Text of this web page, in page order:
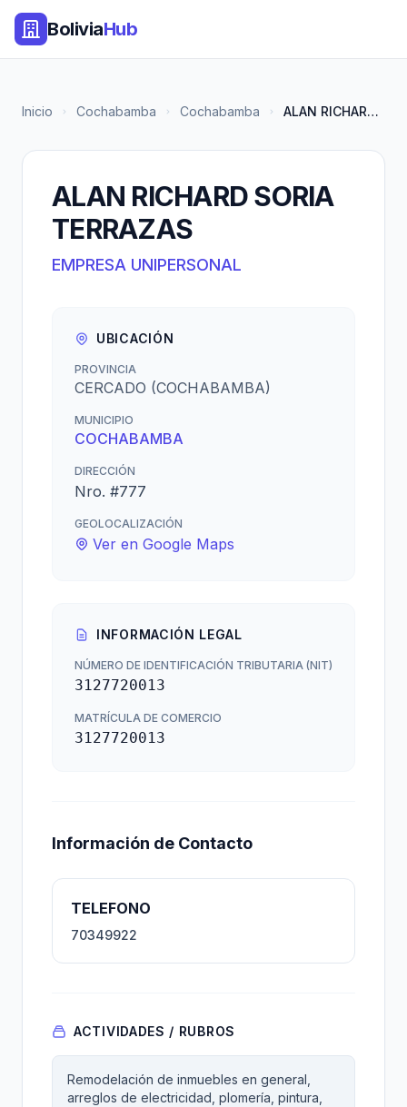
BoliviaHub
Inicio Cochabamba Cochabamba ALAN RICHARD SORIA TERRAZAS
ALAN RICHARD SORIA
TERRAZAS
EMPRESA UNIPERSONAL
UBICACIÓN
PROVINCIA
CERCADO (COCHABAMBA)
MUNICIPIO
COCHABAMBA
DIRECCIÓN
Nro. #777
GEOLOCALIZACIÓN
Ver en Google Maps
INFORMACIÓN LEGAL
NÚMERO DE IDENTIFICACIÓN TRIBUTARIA (NIT)
3127720013
MATRÍCULA DE COMERCIO
3127720013
Información de Contacto
TELEFONO
70349922
ACTIVIDADES / RUBROS
Remodelación de inmuebles en general,
arreglos de electricidad, plomería, pintura,